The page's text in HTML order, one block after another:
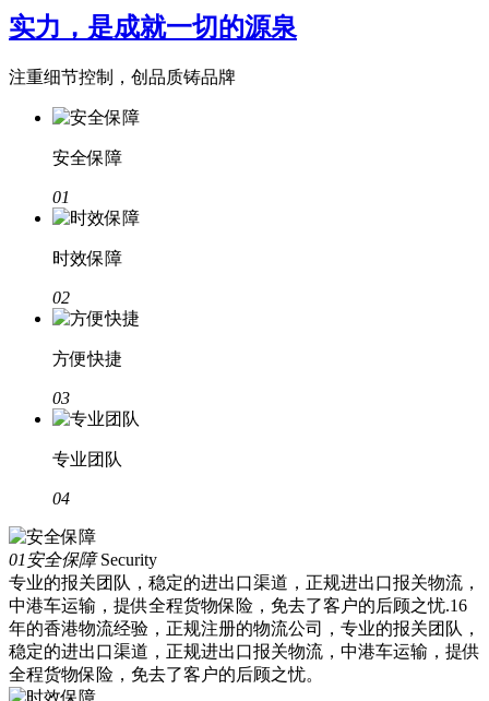
实力，是成就一切的源泉
注重细节控制，创品质铸品牌
安全保障
01
时效保障
02
方便快捷
03
专业团队
04
01 安全保障 Security
专业的报关团队，稳定的进出口渠道，正规进出口报关物流，
中港车运输，提供全程货物保险，免去了客户的后顾之忧.16
年的香港物流经验，正规注册的物流公司，专业的报关团队，
稳定的进出口渠道，正规进出口报关物流，中港车运输，提供
全程货物保险，免去了客户的后顾之忧。